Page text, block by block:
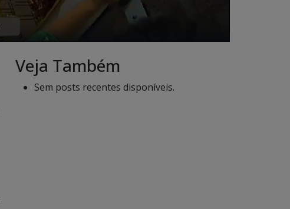
Veja Também
Sem posts recentes disponíveis.